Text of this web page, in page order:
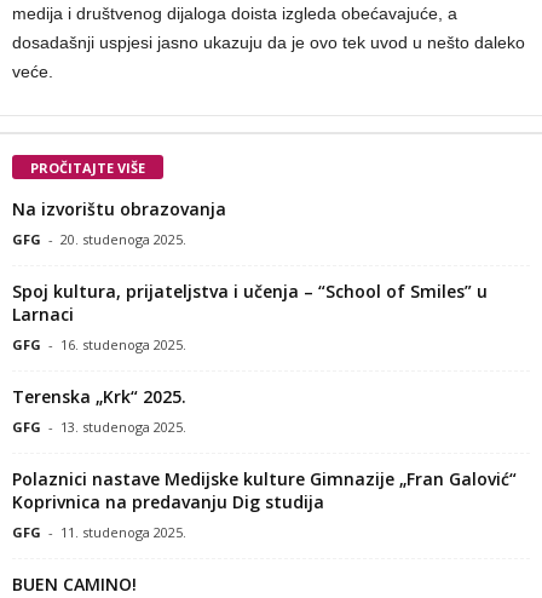
medija i društvenog dijaloga doista izgleda obećavajuće, a
dosadašnji uspjesi jasno ukazuju da je ovo tek uvod u nešto daleko
veće.
PROČITAJTE VIŠE
Na izvorištu obrazovanja
GFG - 20. studenoga 2025.
Spoj kultura, prijateljstva i učenja – “School of Smiles” u
Larnaci
GFG - 16. studenoga 2025.
Terenska „Krk“ 2025.
GFG - 13. studenoga 2025.
Polaznici nastave Medijske kulture Gimnazije „Fran Galović“
Koprivnica na predavanju Dig studija
GFG - 11. studenoga 2025.
BUEN CAMINO!